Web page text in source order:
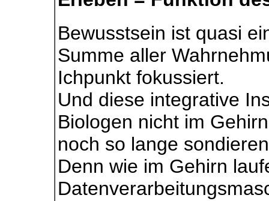
Bewusstsein ist quasi
Summe aller
Ichpunkt fokussiert.
Und diese integrative
Biologen nicht im
noch so lange
Denn wie im Gehirn